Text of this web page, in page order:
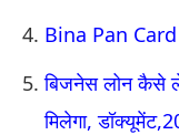
Bina Pan
बिजनेस लोन कैसे
मिलेगा,